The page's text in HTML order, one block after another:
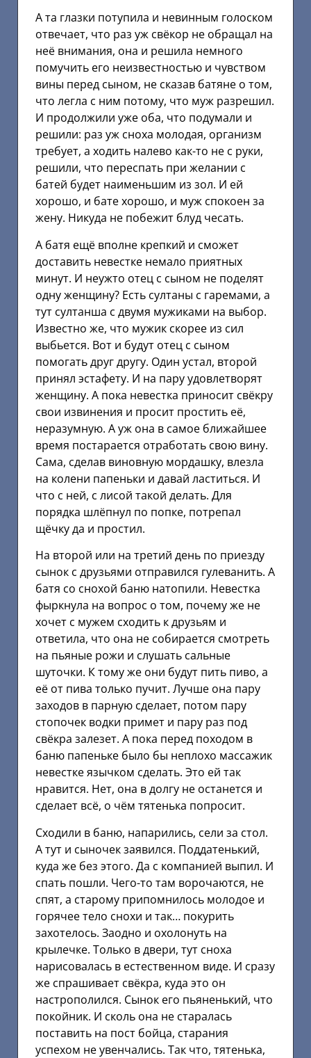
А та глазки потупила и невинным голоском
отвечает, что раз уж свёкор не обращал на
неё внимания, она и решила немного
помучить его неизвестностью и чувством
вины перед сыном, не сказав батяне о том,
что легла с ним потому, что муж разрешил.
И продолжили уже оба, что подумали и
решили: раз уж сноха молодая, организм
требует, а ходить налево как-то не с руки,
решили, что переспать при желании с
батей будет наименьшим из зол. И ей
хорошо, и бате хорошо, и муж спокоен за
жену. Никуда не побежит блуд чесать.
А батя ещё вполне крепкий и сможет
доставить невестке немало приятных
минут. И неужто отец с сыном не поделят
одну женщину? Есть султаны с гаремами, а
тут султанша с двумя мужиками на выбор.
Известно же, что мужик скорее из сил
выбьется. Вот и будут отец с сыном
помогать друг другу. Один устал, второй
принял эстафету. И на пару удовлетворят
женщину. А пока невестка приносит свёкру
свои извинения и просит простить её,
неразумную. А уж она в самое ближайшее
время постарается отработать свою вину.
Сама, сделав виновную мордашку, влезла
на колени папеньки и давай ластиться. И
что с ней, с лисой такой делать. Для
порядка шлёпнул по попке, потрепал
щёчку да и простил.
На второй или на третий день по приезду
сынок с друзьями отправился гулеванить. А
батя со снохой баню натопили. Невестка
фыркнула на вопрос о том, почему же не
хочет с мужем сходить к друзьям и
ответила, что она не собирается смотреть
на пьяные рожи и слушать сальные
шуточки. К тому же они будут пить пиво, а
её от пива только пучит. Лучше она пару
заходов в парную сделает, потом пару
стопочек водки примет и пару раз под
свёкра залезет. А пока перед походом в
баню папеньке было бы неплохо массажик
невестке язычком сделать. Это ей так
нравится. Нет, она в долгу не останется и
сделает всё, о чём тятенька попросит.
Сходили в баню, напарились, сели за стол.
А тут и сыночек заявился. Поддатенький,
куда же без этого. Да с компанией выпил. И
спать пошли. Чего-то там ворочаются, не
спят, а старому припомнилось молодое и
горячее тело снохи и так… покурить
захотелось. Заодно и охолонуть на
крылечке. Только в двери, тут сноха
нарисовалась в естественном виде. И сразу
же спрашивает свёкра, куда это он
настрополился. Сынок его пьяненький, что
покойник. И сколь она не старалась
поставить на пост бойца, старания
успехом не увенчались. Так что, тятенька,